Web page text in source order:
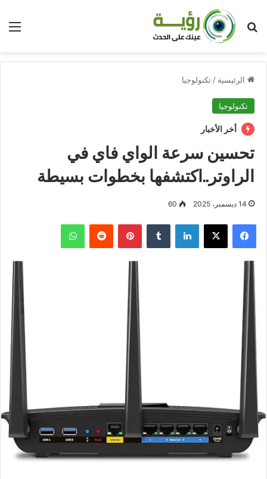
بحث عن
الرئيسية / تكنولوجيا
تكنولوجيا
أخر الأخبار
تحسين سرعة الواي فاي في
الراوتر..اكتشفها بخطوات بسيطة
14 ديسمبر، 2025 60
فيسبوك ‫X لينكدإن بينتيريست واتساب